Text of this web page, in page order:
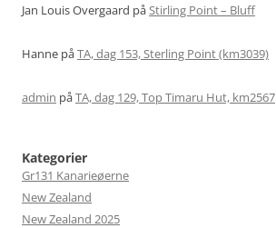
Jan Louis Overgaard påStirling Point – Bluff
Hanne påTA, dag 153, Sterling Point (km3039)
admin påTA, dag 129, Top Timaru Hut, km2567
Kategorier
Gr131 Kanarieøerne
New Zealand
New Zealand 2025